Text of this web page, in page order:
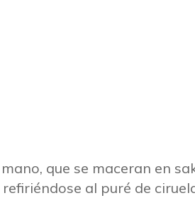
que se maceran en
al puré de